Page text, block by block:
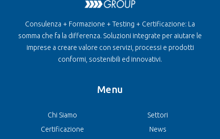
Consulenza + Formazione + Testing + Certificazione: La
somma che fa la differenza. Soluzioni integrate per aiutare le
imprese a creare valore con servizi, processi e prodotti
conformi, sostenibili ed innovativi.
Menu
Chi Siamo
Certificazione
Settori
News